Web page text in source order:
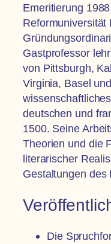
Emeritierung
Reformuniversität
Gastprofessor
von Pittsburgh,
Virginia, Basel
deutschen und
1500. Seine
Theorien und die
literarischer
Gestaltungen des
Die